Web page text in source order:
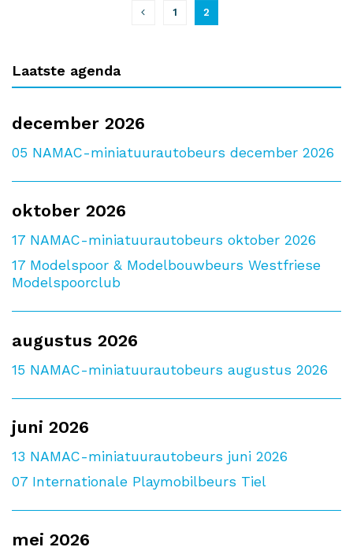
1 2
Laatste agenda
december 2026
05 NAMAC-miniatuurautobeurs december 2026
oktober 2026
17 NAMAC-miniatuurautobeurs oktober 2026
17 Modelspoor & Modelbouwbeurs Westfriese
Modelspoorclub
augustus 2026
15 NAMAC-miniatuurautobeurs augustus 2026
juni 2026
13 NAMAC-miniatuurautobeurs juni 2026
07 Internationale Playmobilbeurs Tiel
mei 2026